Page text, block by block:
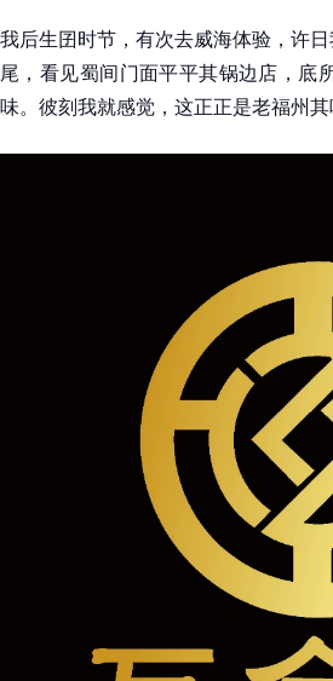
我后生囝时节，有次去威海体验，许
尾，看见蜀间门面平平其锅边店，底
味。彼刻我就感觉，这正正是老福州其